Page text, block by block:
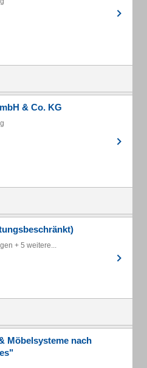
& Co. KG
+ 5 weitere...
Möbelsysteme nach